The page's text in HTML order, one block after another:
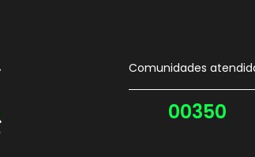
Comunidades
00350